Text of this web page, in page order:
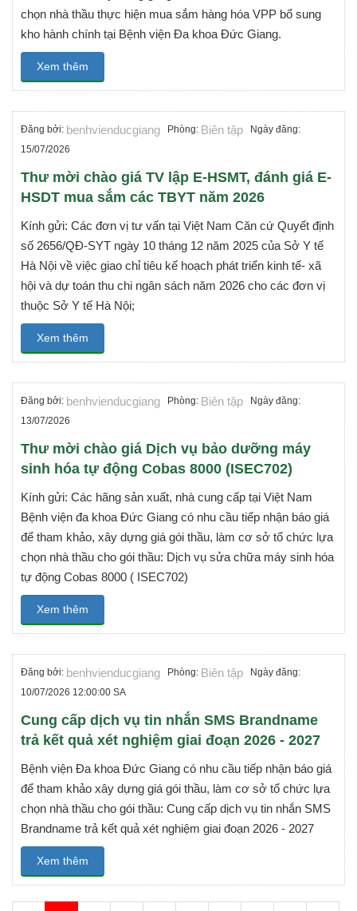
chọn nhà thầu thực hiện mua sắm hàng hóa VPP bổ sung
kho hành chính tại Bệnh viện Đa khoa Đức Giang.
Xem thêm
Đăng bởi: benhvienducgiang Phòng: Biên tập Ngày đăng:
15/07/2026
Thư mời chào giá TV lập E-HSMT, đánh giá E-
HSDT mua sắm các TBYT năm 2026
Kính gửi: Các đơn vị tư vấn tại Việt Nam Căn cứ Quyết định
số 2656/QĐ-SYT ngày 10 tháng 12 năm 2025 của Sở Y tế
Hà Nội về việc giao chỉ tiêu kế hoạch phát triển kinh tế- xã
hội và dự toán thu chi ngân sách năm 2026 cho các đơn vị
thuộc Sở Y tế Hà Nội;
Xem thêm
Đăng bởi: benhvienducgiang Phòng: Biên tập Ngày đăng:
13/07/2026
Thư mời chào giá Dịch vụ bảo dưỡng máy
sinh hóa tự động Cobas 8000 (ISEC702)
Kính gửi: Các hãng sản xuất, nhà cung cấp tại Việt Nam
Bệnh viện đa khoa Đức Giang có nhu cầu tiếp nhận báo giá
để tham khảo, xây dựng giá gói thầu, làm cơ sở tổ chức lựa
chọn nhà thầu cho gói thầu: Dịch vụ sửa chữa máy sinh hóa
tự động Cobas 8000 ( ISEC702)
Xem thêm
Đăng bởi: benhvienducgiang Phòng: Biên tập Ngày đăng:
10/07/2026 12:00:00 SA
Cung cấp dịch vụ tin nhắn SMS Brandname
trả kết quả xét nghiệm giai đoạn 2026 - 2027
Bệnh viện Đa khoa Đức Giang có nhu cầu tiếp nhận báo giá
để tham khảo xây dựng giá gói thầu, làm cơ sở tổ chức lựa
chọn nhà thầu cho gói thầu: Cung cấp dịch vụ tin nhắn SMS
Brandname trả kết quả xét nghiệm giai đoạn 2026 - 2027
Xem thêm